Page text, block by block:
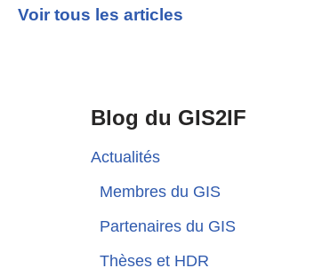
Voir tous les articles
Blog du GIS2IF
Actualités
Membres du GIS
Partenaires du GIS
Thèses et HDR